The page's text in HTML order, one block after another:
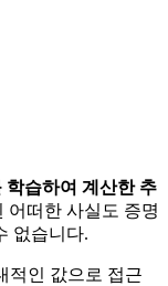
습하여 계산한 추
어떠한 사실도 증명
없습니다.
적인 값으로 접근